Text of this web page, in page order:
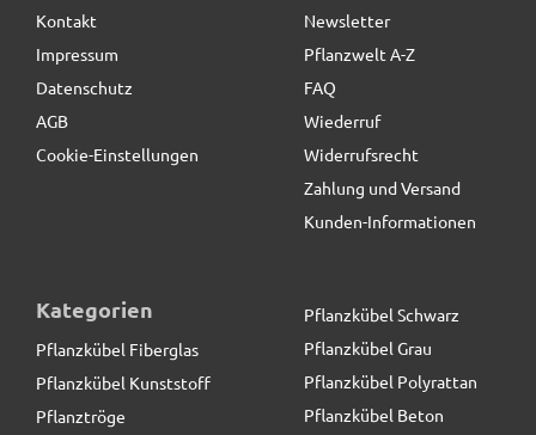
Kontakt
Impressum
Datenschutz
AGB
Cookie-Einstellungen
Newsletter
Pflanzwelt A-Z
FAQ
Wiederruf
Widerrufsrecht
Zahlung und Versand
Kunden-Informationen
Kategorien
Pflanzkübel Fiberglas
Pflanzkübel Kunststoff
Pflanztröge
Pflanzkübel Schwarz
Pflanzkübel Grau
Pflanzkübel Polyrattan
Pflanzkübel Beton